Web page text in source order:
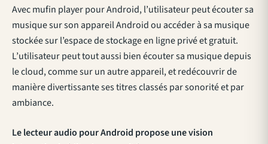
Avec mufin player pour Android, l’utilisateur peut écouter sa
musique sur son appareil Android ou accéder à sa musique
stockée sur l’espace de stockage en ligne privé et gratuit.
L’utilisateur peut tout aussi bien écouter sa musique depuis
le cloud, comme sur un autre appareil, et redécouvrir de
manière divertissante ses titres classés par sonorité et par
ambiance.
Le lecteur audio pour Android propose une vision